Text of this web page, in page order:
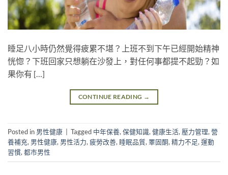
睡足八小時仍然覺得疲累不堪？上班不到下午已經開始精神
恍惚？下班回家只想躺在沙發上，對任何事都提不起勁？如
果你有 […]
CONTINUE READING →
Posted in 男性健康 Tagged 中年保養,保健知識,健康生活, 壓力管理,營
養補充, 男性健康, 男性活力,疲勞改善, 睡眠品質,睪固酮,精力不足,運動
習慣,都市男性